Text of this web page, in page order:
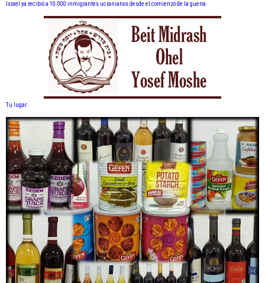
Israel ya recibió a 10.000 inmigrantes ucranianos desde el comienzo de la guerra
Tu lugar